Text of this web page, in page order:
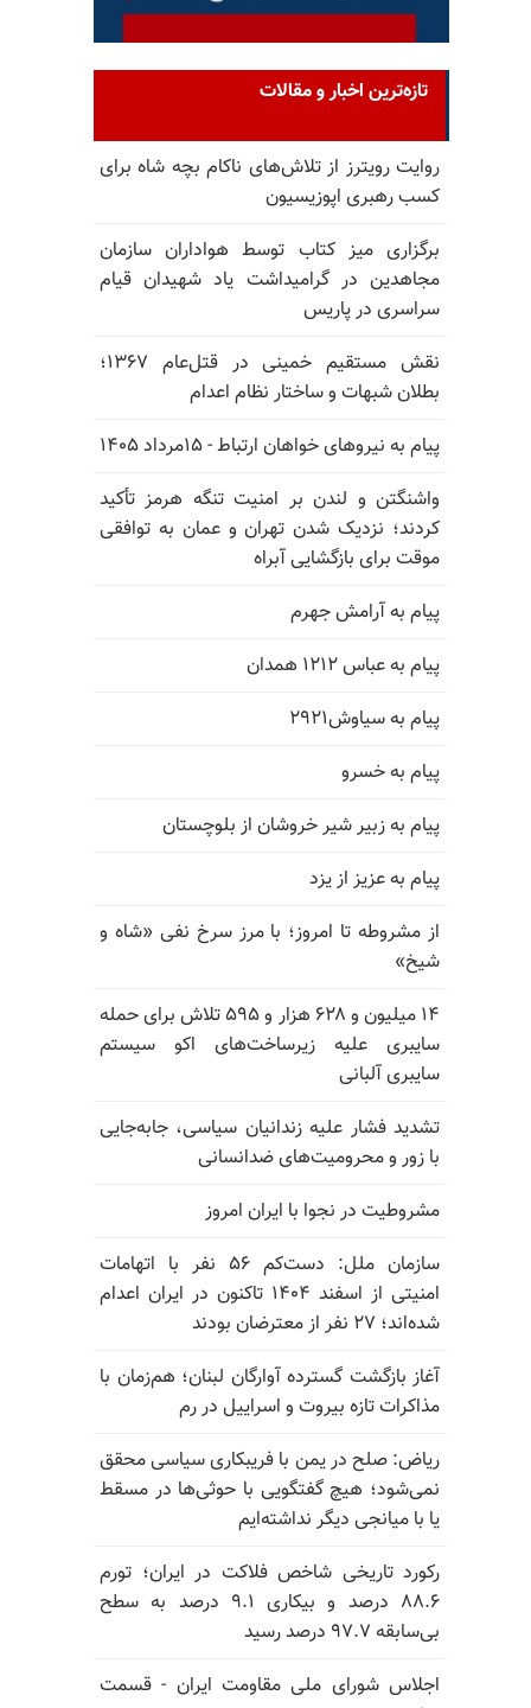
تازه‌ترین اخبار و مقالات
روایت رویترز از تلاش‌های ناکام بچه شاه برای
کسب رهبری اپوزیسیون
برگزاری میز کتاب توسط هواداران سازمان
مجاهدین در گرامیداشت یاد شهیدان قیام
سراسری در پاریس
نقش مستقیم خمینی در قتل‌عام ۱۳۶۷؛
بطلان شبهات و ساختار نظام اعدام
پیام به نیروهای خواهان ارتباط - ۱۵مرداد ۱۴۰۵
واشنگتن و لندن بر امنیت تنگه هرمز تأکید
کردند؛ نزدیک شدن تهران و عمان به توافقی
موقت برای بازگشایی آبراه
پیام به آرامش جهرم
پیام به عباس ۱۲۱۲ همدان
پیام به سیاوش۲۹۲۱
پیام به خسرو
پیام به زبیر شیر خروشان از بلوچستان
پیام به عزیز از یزد
از مشروطه تا امروز؛ با مرز سرخ نفی «شاه و
شیخ»
۱۴ میلیون و ۶۲۸ هزار و ۵۹۵ تلاش برای حمله
سایبری علیه زیرساخت‌های اکو سیستم
سایبری آلبانی
تشدید فشار علیه زندانیان سیاسی، جابه‌جایی
با زور و محرومیت‌های ضدانسانی
مشروطیت در نجوا با ایران امروز
سازمان ملل: دست‌کم ۵۶ نفر با اتهامات
امنیتی از اسفند ۱۴۰۴ تاکنون در ایران اعدام
شده‌اند؛ ۲۷ نفر از معترضان بودند
آغاز بازگشت گسترده آوارگان لبنان؛ هم‌زمان با
مذاکرات تازه بیروت و اسراییل در رم
ریاض: صلح در یمن با فریبکاری سیاسی محقق
نمی‌شود؛ هیچ گفتگویی با حوثی‌ها در مسقط
یا با میانجی دیگر نداشته‌ایم
رکورد تاریخی شاخص فلاکت در ایران؛ تورم
۸۸.۶ درصد و بیکاری ۹.۱ درصد به سطح
بی‌سابقه ۹۷.۷ درصد رسید
اجلاس شورای ملی مقاومت ایران - قسمت